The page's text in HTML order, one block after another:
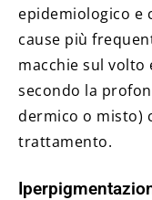
epidemiologico e
cause più
macchie sul volto
secondo la
dermico o misto)
trattamento.